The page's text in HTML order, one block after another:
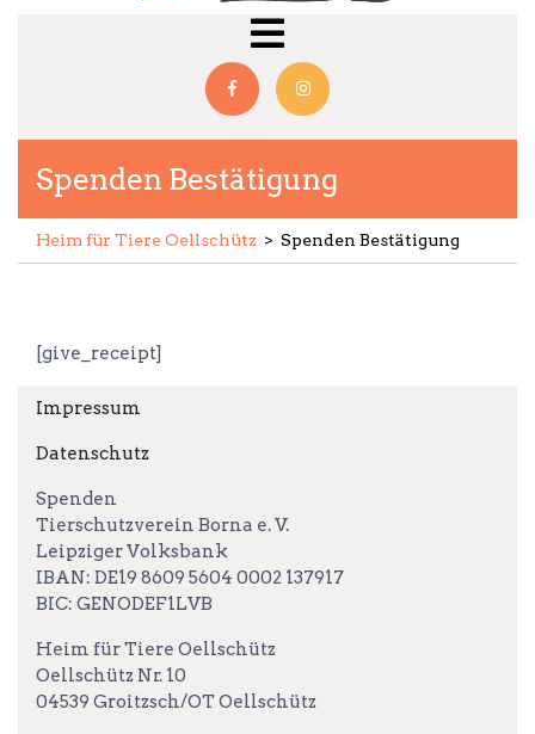
Open
Menu
Facebook
Spenden Bestätigung
Heim für Tiere Oellschütz > Spenden Bestätigung
[give_receipt]
Impressum
Datenschutz
Spenden
Tierschutzverein Borna e. V.
Leipziger Volksbank
IBAN: DE19 8609 5604 0002 137917
BIC: GENODEF1LVB
Heim für Tiere Oellschütz
Oellschütz Nr. 10
04539 Groitzsch/OT Oellschütz